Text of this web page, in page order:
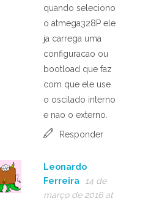
quando seleciono
o atmega328P ele
ja carrega uma
configuracao ou
bootload que faz
com que ele use
o oscilado interno
e nao o externo.
Responder
Leonardo
Ferreira
14 de
março de 2016 at